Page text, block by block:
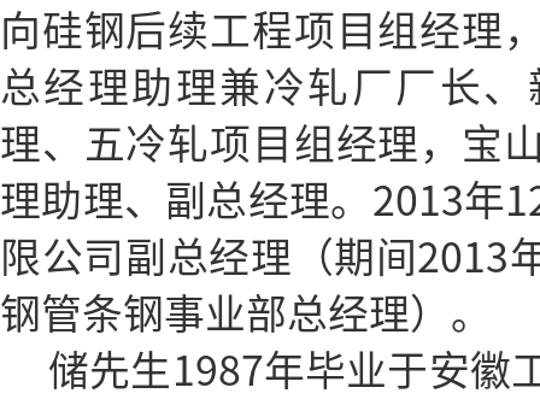
向硅钢后续工程项目组经理
总经理助理兼冷轧厂厂长
理、五冷轧项目组经理，宝
理助理、副总经理。2013年
限公司副总经理（期间2013
钢管条钢事业部总经理）。
储先生1987年毕业于安徽